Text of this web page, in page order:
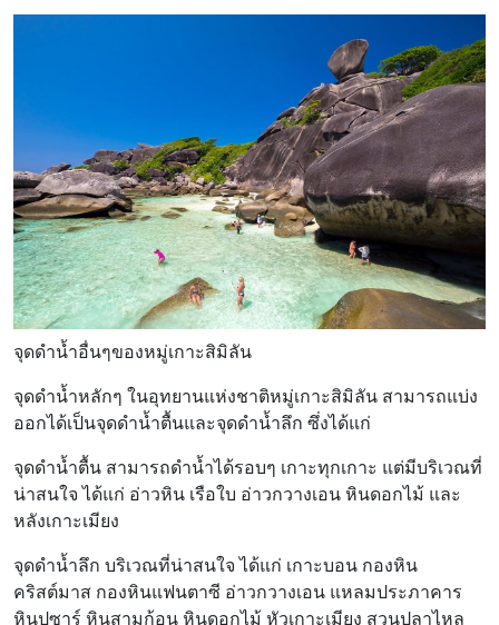
จุดดำน้ำอื่นๆของหมู่เกาะสิมิลัน
จุดดำน้ำหลักๆ ในอุทยานแห่งชาติหมู่เกาะสิมิลัน สามารถแบ่ง
ออกได้เป็นจุดดำน้ำตื้นและจุดดำน้ำลึก ซึ่งได้แก่
จุดดำน้ำตื้น สามารถดำน้ำได้รอบๆ เกาะทุกเกาะ แต่มีบริเวณที่
น่าสนใจ ได้แก่ อ่าวหิน เรือใบ อ่าวกวางเอน หินดอกไม้ และ
หลังเกาะเมียง
จุดดำน้ำลึก บริเวณที่น่าสนใจ ได้แก่ เกาะบอน กองหิน
คริสต์มาส กองหินแฟนตาซี อ่าวกวางเอน แหลมประภาคาร
หินปูซาร์ หินสามก้อน หินดอกไม้ หัวเกาะเมียง สวนปลาไหล